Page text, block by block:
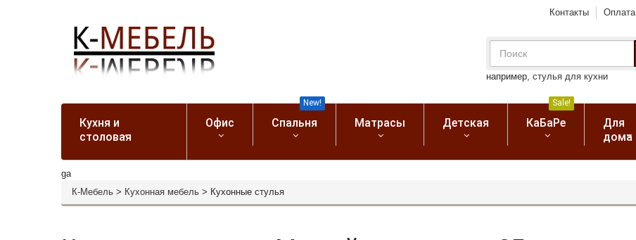
Контакты Оплата
например, стулья для кухни
Кухня и
столовая
Офис Спальня
New!
Матрасы Детская КаБаРе
Sale!
Для
дома
ga
К-Мебель > Кухонная мебель > Кухонные стулья